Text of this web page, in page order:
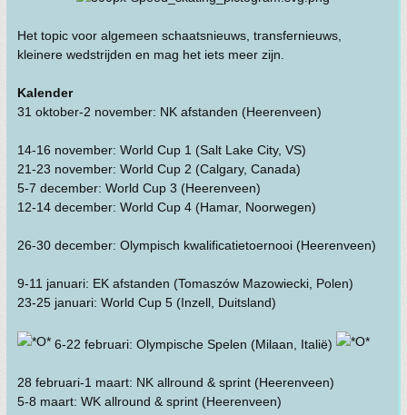
Het topic voor algemeen schaatsnieuws, transfernieuws,
kleinere wedstrijden en mag het iets meer zijn.
Kalender
31 oktober-2 november: NK afstanden (Heerenveen)
14-16 november: World Cup 1 (Salt Lake City, VS)
21-23 november: World Cup 2 (Calgary, Canada)
5-7 december: World Cup 3 (Heerenveen)
12-14 december: World Cup 4 (Hamar, Noorwegen)
26-30 december: Olympisch kwalificatietoernooi (Heerenveen)
9-11 januari: EK afstanden (Tomaszów Mazowiecki, Polen)
23-25 januari: World Cup 5 (Inzell, Duitsland)
6-22 februari: Olympische Spelen (Milaan, Italië)
28 februari-1 maart: NK allround & sprint (Heerenveen)
5-8 maart: WK allround & sprint (Heerenveen)